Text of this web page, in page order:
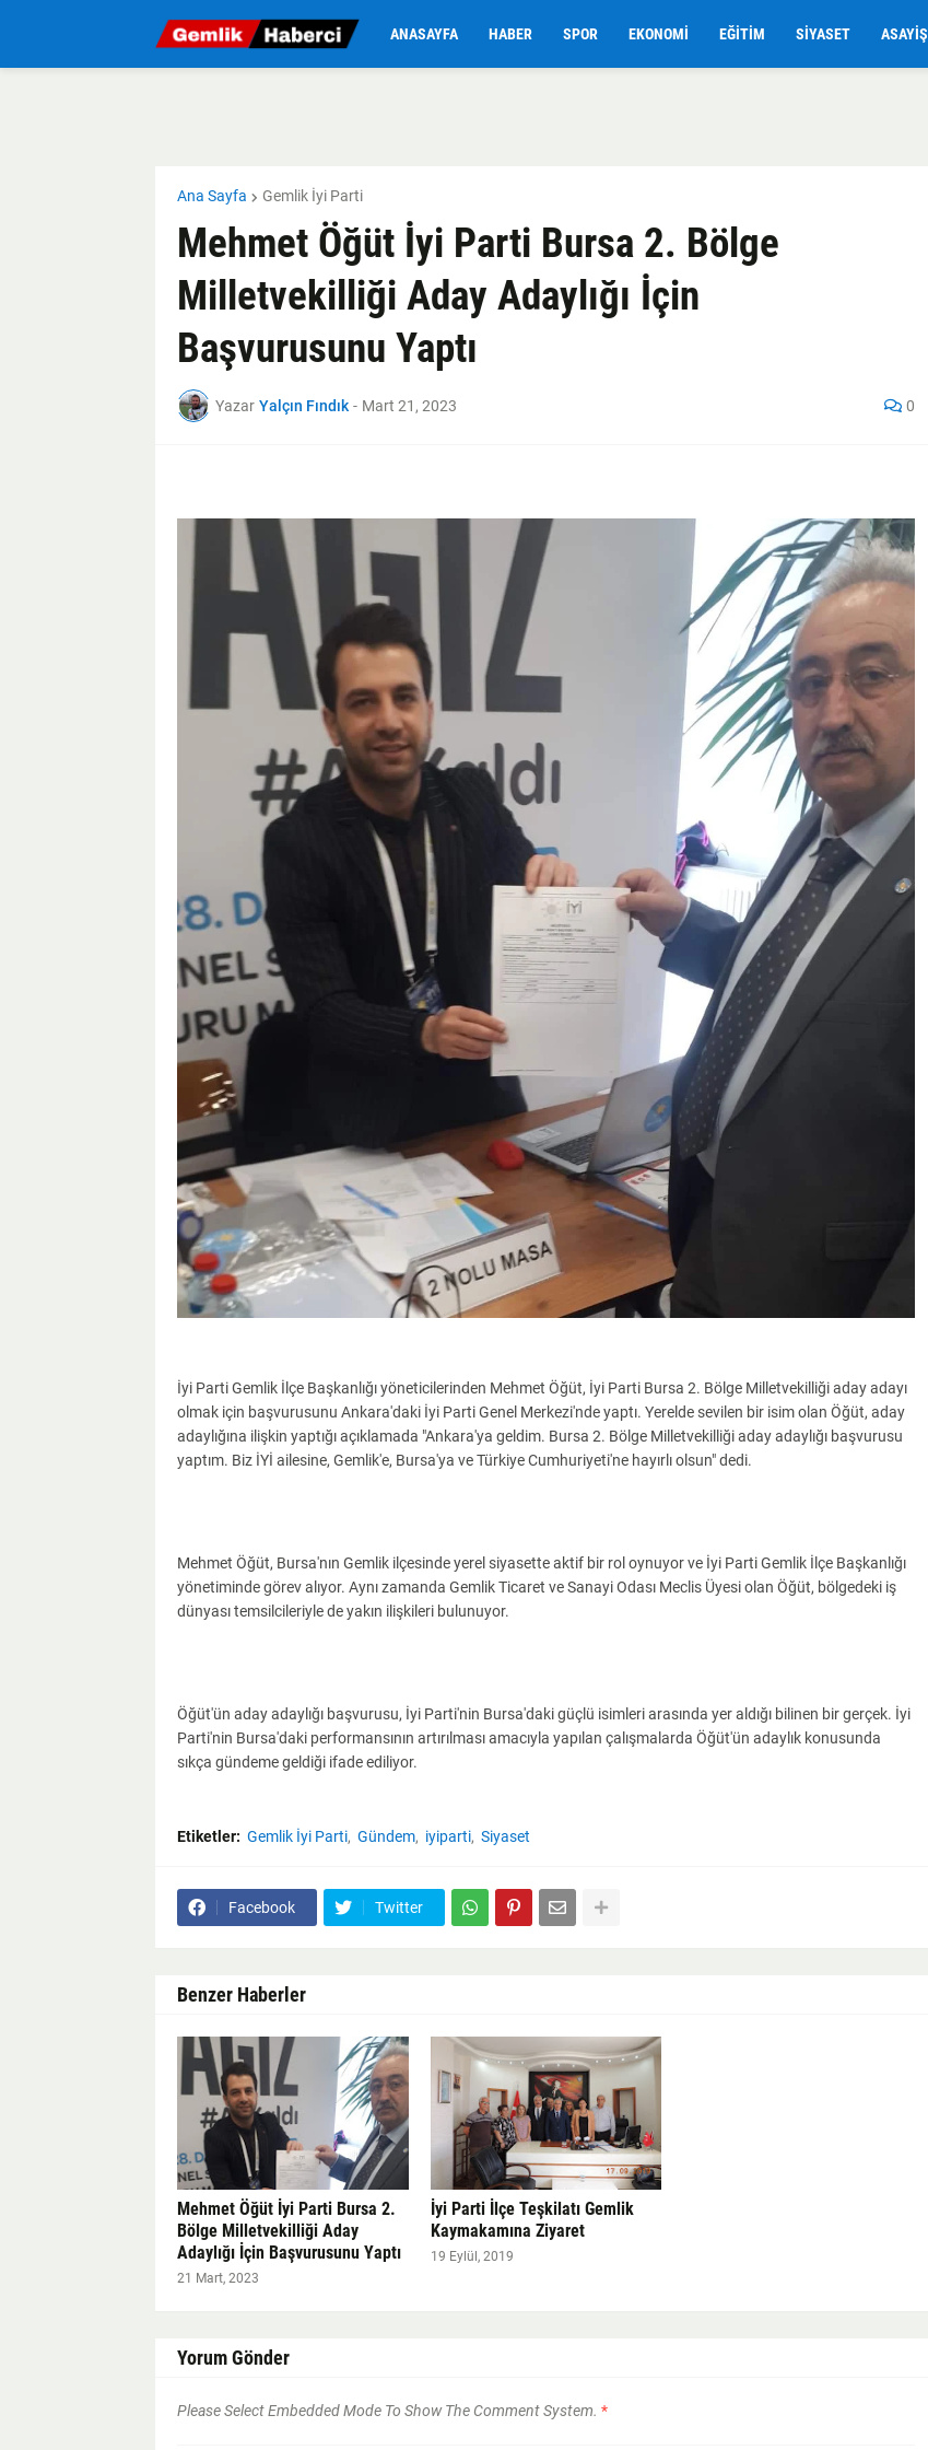
ANASAYFA HABER SPOR EKONOMI EĞITIM SIYASET ASAYIŞ
Ana Sayfa Gemlik İyi Parti
Mehmet Öğüt İyi Parti Bursa 2. Bölge
Milletvekilliği Aday Adaylığı İçin
Başvurusunu Yaptı
Yazar Yalçın Fındık - Mart 21, 2023 0
İyi Parti Gemlik İlçe Başkanlığı yöneticilerinden Mehmet Öğüt, İyi Parti Bursa 2. Bölge Milletvekilliği aday adayı
olmak için başvurusunu Ankara'daki İyi Parti Genel Merkezi'nde yaptı. Yerelde sevilen bir isim olan Öğüt, aday
adaylığına ilişkin yaptığı açıklamada "Ankara'ya geldim. Bursa 2. Bölge Milletvekilliği aday adaylığı başvurusu
yaptım. Biz İYİ ailesine, Gemlik'e, Bursa'ya ve Türkiye Cumhuriyeti'ne hayırlı olsun" dedi.
Mehmet Öğüt, Bursa'nın Gemlik ilçesinde yerel siyasette aktif bir rol oynuyor ve İyi Parti Gemlik İlçe Başkanlığı
yönetiminde görev alıyor. Aynı zamanda Gemlik Ticaret ve Sanayi Odası Meclis Üyesi olan Öğüt, bölgedeki iş
dünyası temsilcileriyle de yakın ilişkileri bulunuyor.
Öğüt'ün aday adaylığı başvurusu, İyi Parti'nin Bursa'daki güçlü isimleri arasında yer aldığı bilinen bir gerçek. İyi
Parti'nin Bursa'daki performansının artırılması amacıyla yapılan çalışmalarda Öğüt'ün adaylık konusunda
sıkça gündeme geldiği ifade ediliyor.
Etiketler: Gemlik İyi Parti Gündem iyiparti Siyaset
Facebook Twitter
Benzer Haberler
Mehmet Öğüt İyi Parti Bursa 2.
Bölge Milletvekilliği Aday
Adaylığı İçin Başvurusunu Yaptı
21 Mart, 2023
İyi Parti İlçe Teşkilatı Gemlik
Kaymakamına Ziyaret
19 Eylül, 2019
Yorum Gönder
Please Select Embedded Mode To Show The Comment System. *